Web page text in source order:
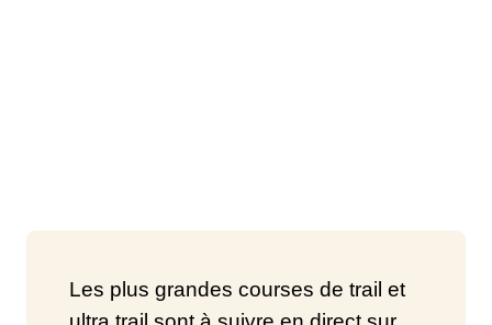
Les plus grandes courses de trail et